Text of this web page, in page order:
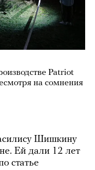
Patriot
на сомнения
Шишкину
Ей дали 12 лет
статье